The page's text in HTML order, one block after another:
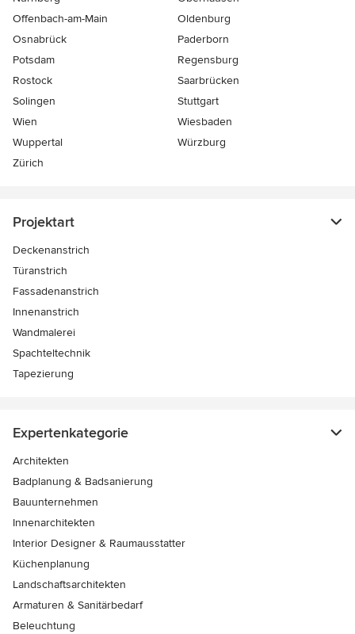
Offenbach-am-Main
Oldenburg
Osnabrück
Paderborn
Potsdam
Regensburg
Rostock
Saarbrücken
Solingen
Stuttgart
Wien
Wiesbaden
Wuppertal
Würzburg
Zürich
Projektart
Deckenanstrich
Türanstrich
Fassadenanstrich
Innenanstrich
Wandmalerei
Spachteltechnik
Tapezierung
Expertenkategorie
Architekten
Badplanung & Badsanierung
Bauunternehmen
Innenarchitekten
Interior Designer & Raumausstatter
Küchenplanung
Landschaftsarchitekten
Armaturen & Sanitärbedarf
Beleuchtung